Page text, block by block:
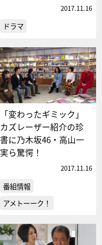
2017.11.16
ドラマ
「変わったギミック」
カズレーザー紹介の珍
書に乃木坂46・高山一
実ら驚愕！
2017.11.16
番組情報
アメトーーク！